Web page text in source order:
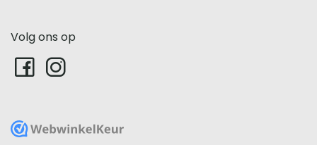
Volg ons op
WebwinkelKeur